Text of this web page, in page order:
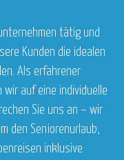
tätig und
Kunden die idealen
Als erfahrener
auf eine individuelle
Sie uns an – wir
den Seniorenurlaub,
inklusive